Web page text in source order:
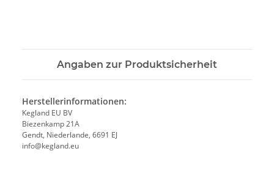
Angaben zur Produktsicherheit
Herstellerinformationen:
Kegland EU BV
Biezenkamp 21A
Gendt, Niederlande, 6691 EJ
info@kegland.eu